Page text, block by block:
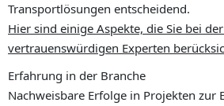
Transportlösungen entscheidend.
Hier sind einige Aspekte, die Sie bei
vertrauenswürdigen Experten
Erfahrung in der Branche
Nachweisbare Erfolge in Projekten zur